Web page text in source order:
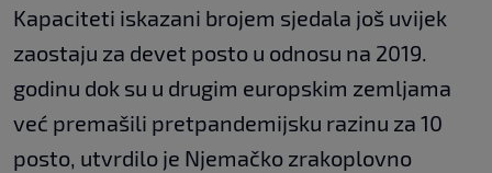
Kapaciteti iskazani brojem sjedala još uvijek
zaostaju za devet posto u odnosu na 2019.
godinu dok su u drugim europskim zemljama
već premašili pretpandemijsku razinu za 10
posto, utvrdilo je Njemačko zrakoplovno